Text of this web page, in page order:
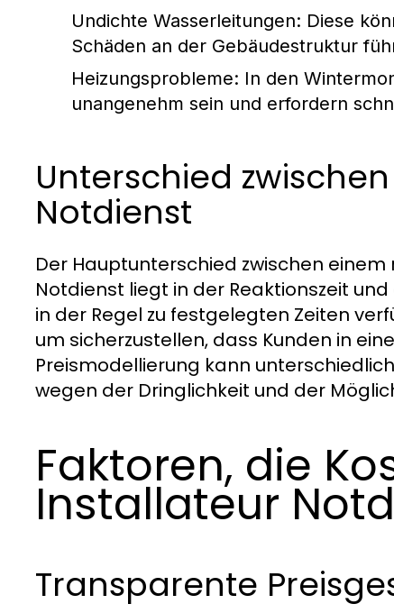
Undichte Wasserleitungen: Diese
Schäden an der Gebäudestruktur
Heizungsprobleme: In den
unangenehm sein und erfordern
Unterschied
Notdienst
Der Hauptunterschied zwischen
Notdienst liegt in der Reaktionszeit
in der Regel zu festgelegten Zeiten
um sicherzustellen, dass Kunden in
Preismodellierung kann
wegen der Dringlichkeit und der
Faktoren, die
Installateur
Transparente